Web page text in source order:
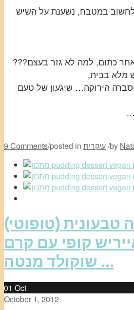
לחשוב במטבח, נשענת על השיש
כתום, למה לא גזר בעצם???
מלא בבית,
הירוקה… שיגעון של טעם
9 Comments/posted in עיקרית/by
טבעונית (טופוטי)
קופי עם קרם
שוקולד מנטה …
01 Oct
October 1, 2012